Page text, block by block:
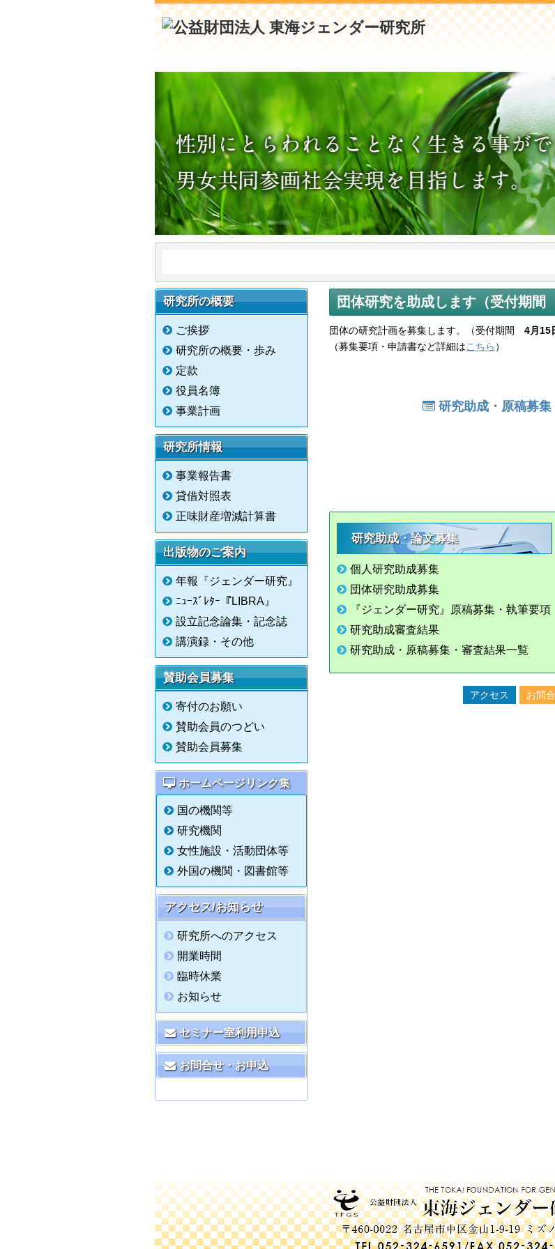
団体研究を助成します（受付期間
団体の研究計画を募集します。（受付期間 4月15
（募集要項・申請書など詳細はこちら ）
研究助成・原稿募
研究助成・論文募集
個人研究助成募集
団体研究助成募集
『ジェンダー研究』原稿募集・執筆要項
研究助成審査結果
研究助成・原稿募集・審査結果一覧
アクセス お問
研究所の概要
ご挨拶
研究所の概要・歩み
定款
役員名簿
事業計画
研究所情報
事業報告書
貸借対照表
正味財産増減計算書
出版物のご案内
年報『ジェンダー研究』
ﾆｭｰｽﾞﾚﾀｰ『LIBRA』
設立記念論集・記念誌
講演録・その他
賛助会員募集
寄付のお願い
賛助会員のつどい
賛助会員募集
ホームページリンク集
国の機関等
研究機関
女性施設・活動団体等
外国の機関・図書館等
アクセス/お知らせ
研究所へのアクセス
開業時間
臨時休業
お知らせ
セミナー室利用申込
お問合せ・お申込